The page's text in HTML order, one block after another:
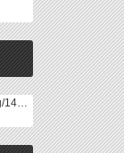
world-weather.ru/pogoda/russia/yekaterinburg/14days/